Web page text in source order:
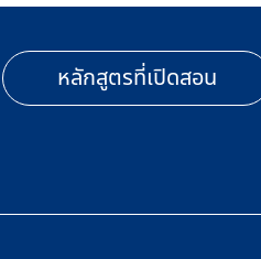
หลักสูตรที่เปิดสอน